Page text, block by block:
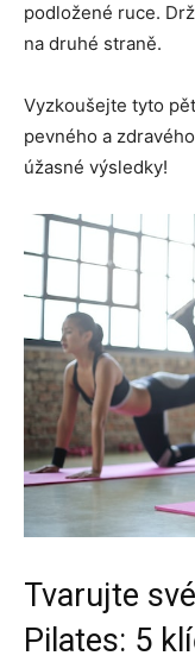
podložené ruce.
na druhé straně.
Vyzkoušejte tyto
pevného a
úžasné výsledky!
Tvarujte
Pilates: 5